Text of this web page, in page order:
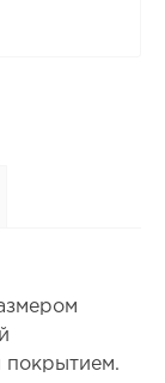
покрытием.